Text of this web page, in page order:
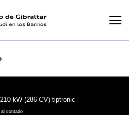
kW (286 CV) tiptronic
al contado